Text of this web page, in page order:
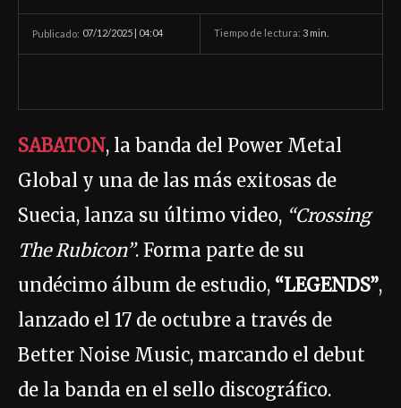
Publicado: 07/12/2025 | 04:04 Tiempo de lectura: 3 min.
SABATON, la banda del Power Metal
Global y una de las más exitosas de
Suecia, lanza su último video, “Crossing
The Rubicon”. Forma parte de su
undécimo álbum de estudio, “LEGENDS”,
lanzado el 17 de octubre a través de
Better Noise Music, marcando el debut
de la banda en el sello discográfico.